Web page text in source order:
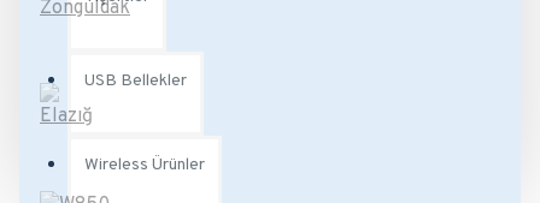
USB Bellekler
Wireless Ürünler